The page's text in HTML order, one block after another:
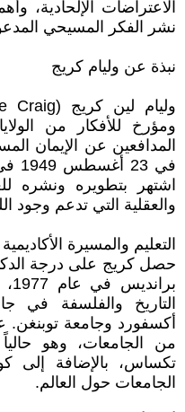
الاعتراضات الإلحادية،
نشر الفكر المسيحي
نبذة عن وليام كريج
ومؤرخ للأفكار من
المدافعين عن الإيمان
في
اشتهر بتطويره ونشره
والعقلية التي تدعم وجود
التعليم والمسيرة الأكاديمية
حصل كريج على درجة
التاريخ والفلسفة في
أكسفورد وجامعة
من الجامعات، وهو
تكساس، بالإضافة إلى
الجامعات حول العالم.